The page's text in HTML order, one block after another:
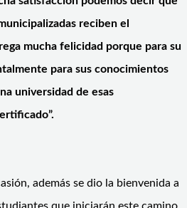
reciben el
mucha felicidad porque para su
para sus conocimientos
universidad de esas
además se dio la bienvenida a
que iniciarán este camino